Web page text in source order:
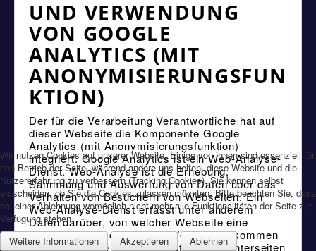
UND VERWENDUNG
VON GOOGLE
ANALYTICS (MIT
ANONYMISIERUNGSFUN
KTION)
Der für die Verarbeitung Verantwortliche hat auf
dieser Webseite die Komponente Google
Analytics (mit Anonymisierungsfunktion)
integriert. Google Analytics ist ein Web-Analyse-
Dienst. Web-Analyse ist die Erhebung,
Sammlung und Auswertung von Daten über das
Verhalten von Besuchern von Webseiten. Ein
Web-Analyse-Dienst erfasst unter anderem
Daten darüber, von welcher Webseite eine
betroffene Person auf eine Webseite gekommen
ist (sogenannte Referrer), auf welche Unterseiten
Wir nutzen Cookies auf unserer Website. Einige von ihnen sind essenziell für
den Betrieb der Seite, während andere uns helfen, diese Website und die
Nutzererfahrung zu verbessern (Tracking Cookies). Sie können selbst
entscheiden, ob Sie die Cookies zulassen möchten. Bitte beachten Sie, dass
bei einer Ablehnung womöglich nicht mehr alle Funktionalitäten der Seite zur
Verfügung stehen.
Weitere Informationen
Akzeptieren Ablehnen